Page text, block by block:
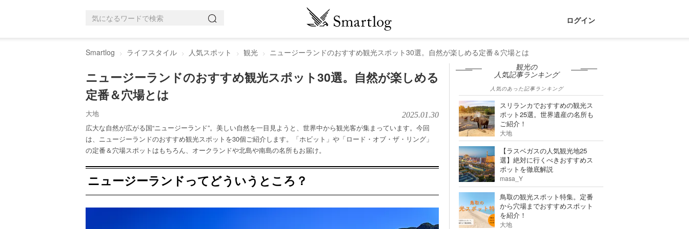
ログイン
Smartlog ライフスタイル 人気スポット 観光 ニュージーランドのおすすめ観光スポット30選。自然が楽しめる定番＆穴場とは
ニュージーランドのおすすめ観光スポット30選。自然が楽しめる
定番＆穴場とは
大地 2025.01.30
広大な自然が広がる国“ニュージーランド”。美しい自然を一目見ようと、世界中から観光客が集まっています。今回
は、ニュージーランドのおすすめ観光スポットを30個ご紹介します。「ホビット」や「ロード・オブ・ザ・リング」
の定番＆穴場スポットはもちろん、オークランドや北島や南島の名所もお届け。
ニュージーランドってどういうところ？
観光の
人気記事ランキング
人気のあった記事ランキング
スリランカでおすすめの観光ス
ポット25選。世界遺産の名所も
ご紹介！
大地
【ラスベガスの人気観光地25
選】絶対に行くべきおすすめス
ポットを徹底解説
masa_Y
鳥取の観光スポット特集。定番
から穴場までおすすめスポット
を紹介！
大地